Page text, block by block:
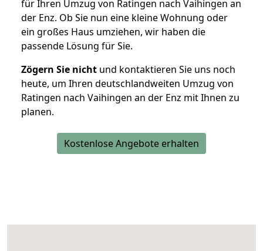
für Ihren Umzug von Ratingen nach Vaihingen an
der Enz. Ob Sie nun eine kleine Wohnung oder
ein großes Haus umziehen, wir haben die
passende Lösung für Sie.
Zögern Sie nicht und kontaktieren Sie uns noch
heute, um Ihren deutschlandweiten Umzug von
Ratingen nach Vaihingen an der Enz mit Ihnen zu
planen.
Kostenlose Angebote erhalten